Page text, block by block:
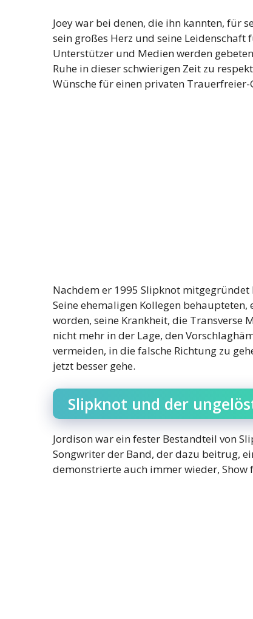
Joey war bei denen, die ihn kannten, für
sein großes Herz und seine
Unterstützer und Medien werden
Ruhe in dieser schwierigen Zeit zu
Wünsche für einen privaten
Nachdem er 1995 Slipknot
Seine ehemaligen Kollegen
worden, seine Krankheit, die Transverse
nicht mehr in der Lage, den
vermeiden, in die falsche Richtung zu
jetzt besser gehe.
Slipknot und der
Jordison war ein fester Bestandteil von
Songwriter der Band, der dazu beitrug,
demonstrierte auch immer wieder,